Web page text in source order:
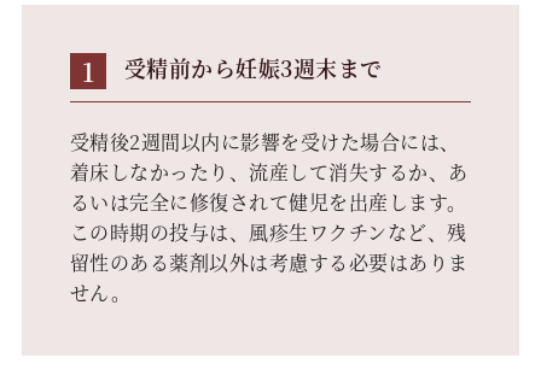
1 受精前から妊娠3週末まで
受精後2週間以内に影響を受けた場合には、
着床しなかったり、流産して消失するか、あ
るいは完全に修復されて健児を出産します。
この時期の投与は、風疹生ワクチンなど、残
留性のある薬剤以外は考慮する必要はありま
せん。